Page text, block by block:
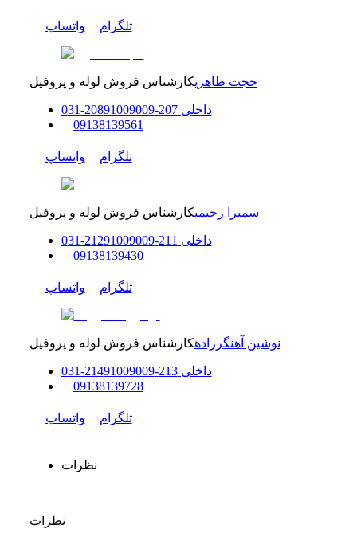
تلگرام واتساپ
حجت طاهریکارشناس فروش لوله و پروفیل
داخلی207-208
91009009
-
031
09138139561
تلگرام واتساپ
سمیرا رحیمیکارشناس فروش لوله و پروفیل
داخلی 211-212
91009009
-
031
09138139430
تلگرام واتساپ
نوشین آهنگرزادهکارشناس فروش لوله و پروفیل
داخلی213-214
91009009
-
031
09138139728
تلگرام واتساپ
نظرات
نظرات